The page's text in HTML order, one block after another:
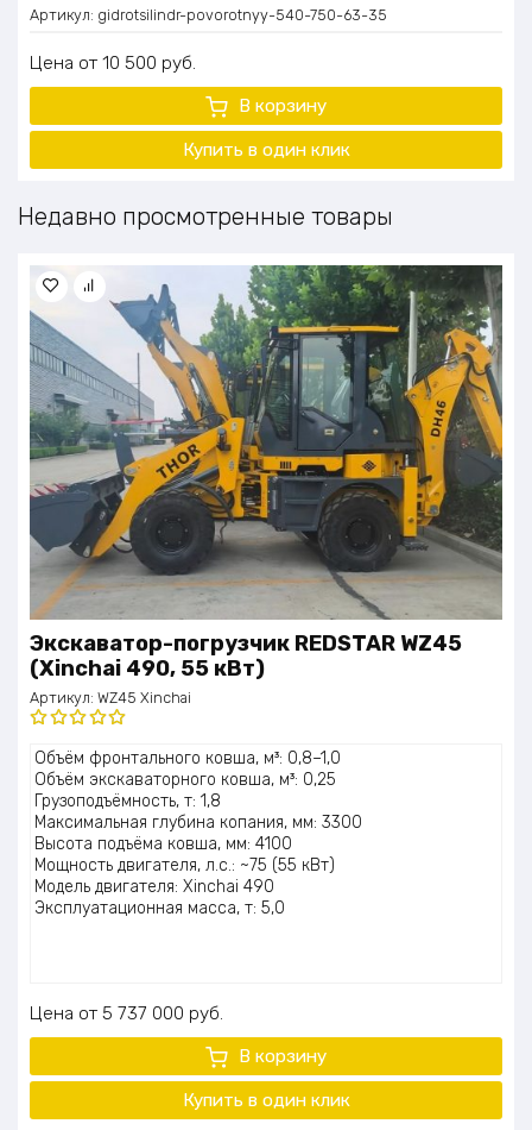
Артикул: gidrotsilindr-povorotnyy-540-750-63-35
Цена 10 500 руб.
В корзину
Купить в один клик
Недавно просмотренные товары
Экскаватор-погрузчик REDSTAR WZ45
(Xinchai 490, 55 кВт)
Артикул: WZ45 Xinchai
Оценка
5.00из 5
Объём фронтального ковша, м³: 0,8–1,0
Объём экскаваторного ковша, м³: 0,25
Грузоподъёмность, т: 1,8
Максимальная глубина копания, мм: 3300
Высота подъёма ковша, мм: 4100
Мощность двигателя, л.с.: ~75 (55 кВт)
Модель двигателя: Xinchai 490
Эксплуатационная масса, т: 5,0
Цена 5 737 000 руб.
В корзину
Купить в один клик